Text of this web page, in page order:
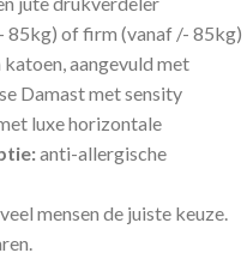
85kg) of firm (vanaf /- 85kg)
aangevuld met
Damast met sensity
luxe horizontale
anti-allergische
mensen de juiste keuze.